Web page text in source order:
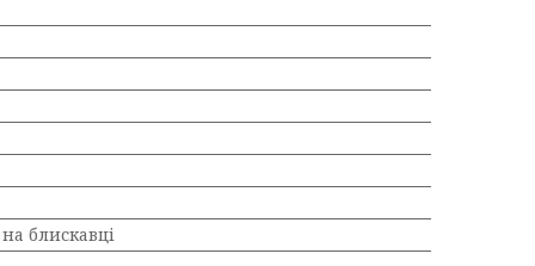
блискавці